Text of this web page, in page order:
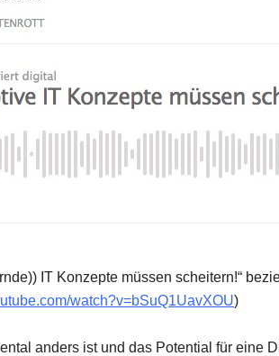
IT Konzepte müssen scheitern!“
watch?v=bSuQ1UavXOU)
anders ist und das Potential für eine